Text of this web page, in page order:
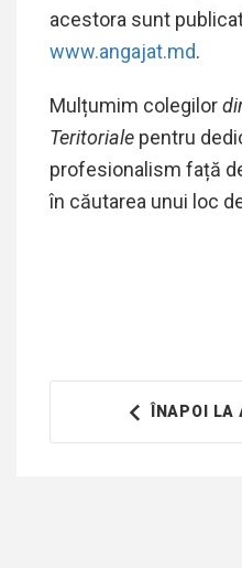
acestora sunt
www.angajat.md.
Mulțumim colegilor
Teritoriale pentru
profesionalism față
în căutarea unui loc
ÎNAPOI LA